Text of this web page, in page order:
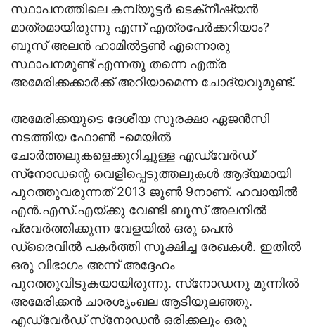
സ്ഥാപനത്തിലെ കമ്പ്യൂട്ടര്‍ ടെക്‌നീഷ്യന്‍
മാത്രമായിരുന്നു എന്ന് എത്രപേര്‍ക്കറിയാം?
ബൂസ് അലന്‍ ഹാമില്‍ട്ടണ്‍ എന്നൊരു
സ്ഥാപനമുണ്ട് എന്നതു തന്നെ എത്ര
അമേരിക്കക്കാര്‍ക്ക് അറിയാമെന്ന ചോദ്യവുമുണ്ട്.
അമേരിക്കയുടെ ദേശീയ സുരക്ഷാ ഏജന്‍സി
നടത്തിയ ഫോണ്‍ -മെയില്‍
ചോര്‍ത്തലുകളെക്കുറിച്ചുള്ള എഡ്വേര്‍ഡ്
സ്‌നോഡന്റെ വെളിപ്പെടുത്തലുകള്‍ ആദ്യമായി
പുറത്തുവരുന്നത് 2013 ജൂണ്‍ 9നാണ്. ഹവായില്‍
എന്‍.എസ്.എയ്ക്കു വേണ്ടി ബൂസ് അലനില്‍
പ്രവര്‍ത്തിക്കുന്ന വേളയില്‍ ഒരു പെന്‍
ഡ്രൈവില്‍ പകര്‍ത്തി സൂക്ഷിച്ച രേഖകള്‍. ഇതില്‍
ഒരു വിഭാഗം അന്ന് അദ്ദേഹം
പുറത്തുവിടുകയായിരുന്നു. സ്‌നോഡനു മുന്നില്‍
അമേരിക്കന്‍ ചാരശൃംഖല ആടിയുലഞ്ഞു.
എഡ്വേര്‍ഡ് സ്‌നോഡന്‍ ഒരിക്കലും ഒരു